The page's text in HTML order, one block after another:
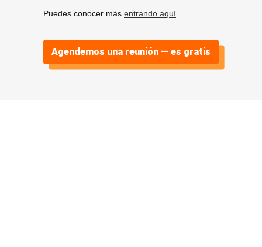
Puedes conocer más entrando aquí
Agendemos una reunión — es gratis